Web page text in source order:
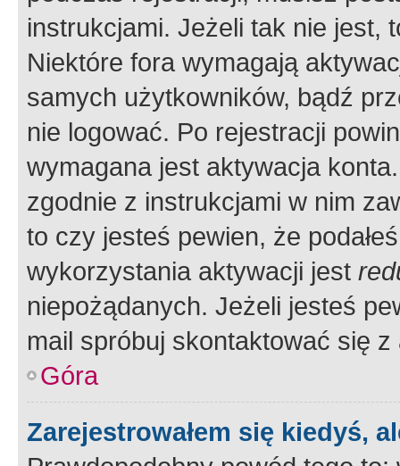
instrukcjami. Jeżeli tak nie jest,
Niektóre fora wymagają
samych użytkowników, bądź
nie logować. Po rejestracji
wymagana jest aktywacja
zgodnie z instrukcjami w nim
to czy jesteś pewien, że
wykorzystania aktywacji jest
niepożądanych. Jeżeli jesteś
mail spróbuj skontaktować się
Góra
Zarejestrowałem się kiedyś,